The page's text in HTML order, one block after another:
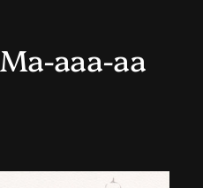
Ma-aaa-aa